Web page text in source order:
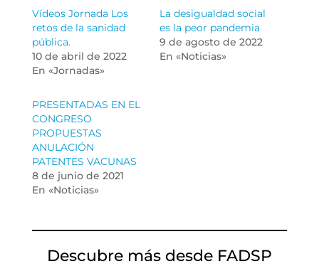
Vídeos Jornada Los
retos de la sanidad
pública.
10 de abril de 2022
En «Jornadas»
La desigualdad social
es la peor pandemia
9 de agosto de 2022
En «Noticias»
PRESENTADAS EN EL
CONGRESO
PROPUESTAS
ANULACIÓN
PATENTES VACUNAS
8 de junio de 2021
En «Noticias»
Descubre más desde FADSP